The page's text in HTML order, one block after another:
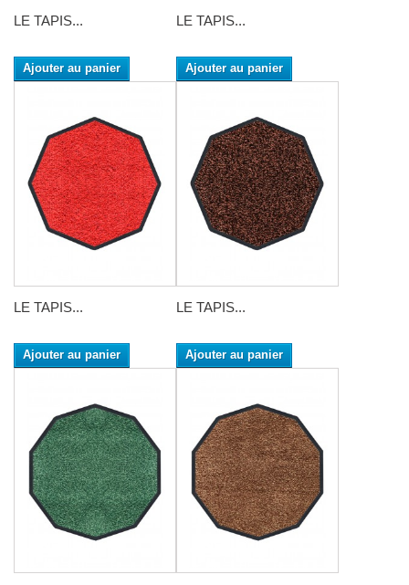
LE TAPIS...
Ajouter au panier
LE TAPIS...
Ajouter au panier
LE TAPIS...
Ajouter au panier
LE TAPIS...
Ajouter au panier